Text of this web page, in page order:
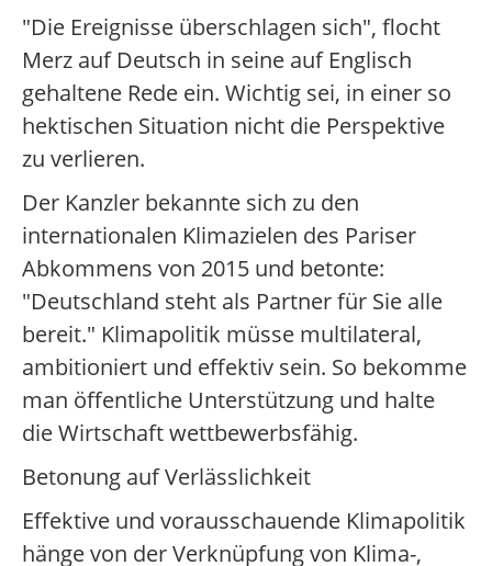
"Die Ereignisse überschlagen sich", flocht
Merz auf Deutsch in seine auf Englisch
gehaltene Rede ein. Wichtig sei, in einer so
hektischen Situation nicht die Perspektive
zu verlieren.
Der Kanzler bekannte sich zu den
internationalen Klimazielen des Pariser
Abkommens von 2015 und betonte:
"Deutschland steht als Partner für Sie alle
bereit." Klimapolitik müsse multilateral,
ambitioniert und effektiv sein. So bekomme
man öffentliche Unterstützung und halte
die Wirtschaft wettbewerbsfähig.
Betonung auf Verlässlichkeit
Effektive und vorausschauende Klimapolitik
hänge von der Verknüpfung von Klima-,